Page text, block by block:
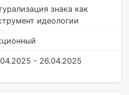
знака как
идеологии
- 26.04.2025